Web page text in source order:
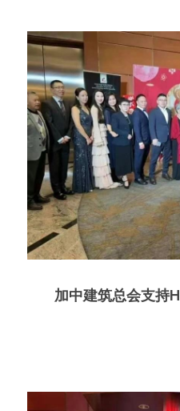
加中建筑总会支持